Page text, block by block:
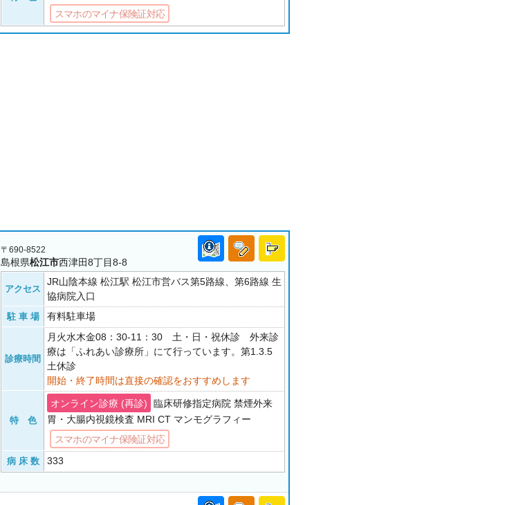
スマホのマイナ保険証対応
〒690-8522
島根県松江市西津田8丁目8-8
アクセス
JR山陰本線 松江駅 松江市営バス第5路線、第6路線 生
協病院入口
駐 車 場 有料駐車場
診療時間
月火水木金08：30-11：30 土・日・祝休診 外来診
療は「ふれあい診療所」にて行っています。第1.3.5
土休診
開始・終了時間は直接の確認をおすすめします
特 色
オンライン診療 (再診)
臨床研修指定病院 禁煙外来
胃・大腸内視鏡検査 MRI CT マンモグラフィー
スマホのマイナ保険証対応
病 床 数 333